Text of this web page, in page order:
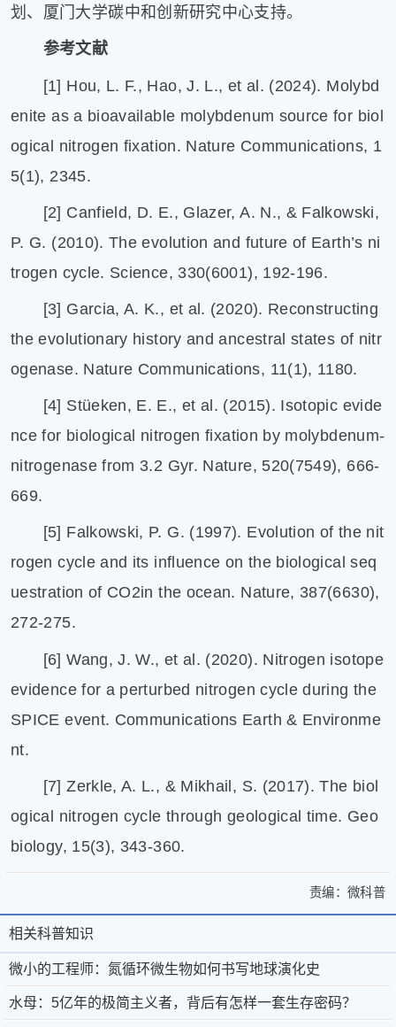
划、厦门大学碳中和创新研究中心支持。
参考文献
[1] Hou, L. F., Hao, J. L., et al. (2024). Molybd
enite as a bioavailable molybdenum source for biol
ogical nitrogen fixation. Nature Communications, 1
5(1), 2345.
[2] Canfield, D. E., Glazer, A. N., & Falkowski,
P. G. (2010). The evolution and future of Earth’s ni
trogen cycle. Science, 330(6001), 192-196.
[3] Garcia, A. K., et al. (2020). Reconstructing
the evolutionary history and ancestral states of nitr
ogenase. Nature Communications, 11(1), 1180.
[4] Stüeken, E. E., et al. (2015). Isotopic evide
nce for biological nitrogen fixation by molybdenum-
nitrogenase from 3.2 Gyr. Nature, 520(7549), 666-
669.
[5] Falkowski, P. G. (1997). Evolution of the nit
rogen cycle and its influence on the biological seq
uestration of CO2in the ocean. Nature, 387(6630),
272-275.
[6] Wang, J. W., et al. (2020). Nitrogen isotope
evidence for a perturbed nitrogen cycle during the
SPICE event. Communications Earth & Environme
nt.
[7] Zerkle, A. L., & Mikhail, S. (2017). The biol
ogical nitrogen cycle through geological time. Geo
biology, 15(3), 343-360.
责编： 微科普
微
小
的
工
>
相
关
科
微
小
的
工
程
关
于
微
相关科普知识
微小的工程师：氮循环微生物如何书写地球演化史
水母：5亿年的极简主义者，背后有怎样一套生存密码？